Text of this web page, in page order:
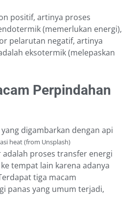
positif, artinya proses
(memerlukan energi),
pelarutan negatif, artinya
eksotermik (melepaskan
Perpindahan
heat (from Unsplash)
proses transfer energi
tempat lain karena adanya
tiga macam
panas yang umum terjadi,